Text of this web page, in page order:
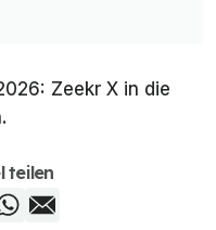
Zeekr X in die
teilen